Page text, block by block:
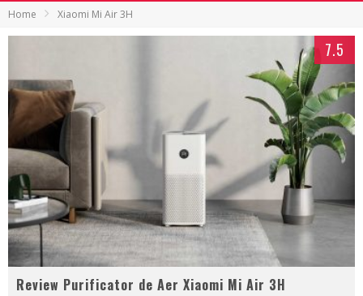
Home Xiaomi Mi Air 3H
7.5
Review Purificator de Aer Xiaomi Mi Air 3H